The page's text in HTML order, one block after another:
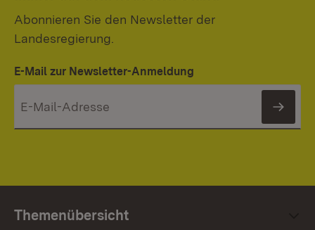
Abonnieren Sie den Newsletter der
Landesregierung.
E-Mail zur Newsletter-Anmeldung
Themenübersicht